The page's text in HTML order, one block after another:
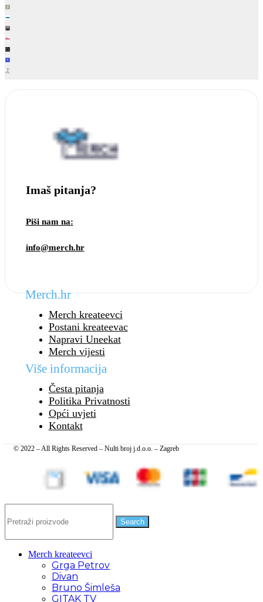
Imaš pitanja?
Piši nam na:
info@merch.hr
Merch.hr
Merch kreateevci
Postani kreateevac
Napravi Uneekat
Merch vijesti
Više informacija
Česta pitanja
Politika Privatnosti
Opći uvjeti
Kontakt
© 2022 – All Rights Reserved – Nulti broj j.d.o.o. – Zagreb
Search
Merch kreateevci
Grga Petrov
Divan
Bruno Šimleša
GITAK TV